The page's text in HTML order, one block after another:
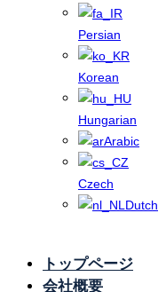
Persian
Korean
Hungarian
Arabic
Czech
Dutch
トップページ
会社概要